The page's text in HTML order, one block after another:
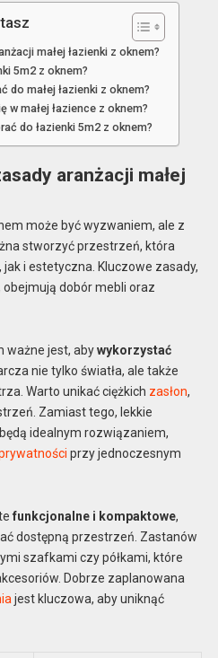
małej łazienki z oknem?
5m2 z oknem?
do małej łazienki z oknem?
w małej łazience z oknem?
do łazienki 5m2 z oknem?
aranżacji małej
może być wyzwaniem, ale z
stworzyć przestrzeń, która
i estetyczna. Kluczowe zasady,
dobór mebli oraz
ważne jest, abywykorzystać
nie tylko światła, ale także
Warto unikać ciężkich zasłon,
Zamiast tego, lekkie
będą idealnym rozwiązaniem,
przy jednoczesnym
funkcjonalne i kompaktowe,
dostępną przestrzeń. Zastanów
szafkami czy półkami, które
Dobrze zaplanowana
jest kluczowa, aby uniknąć